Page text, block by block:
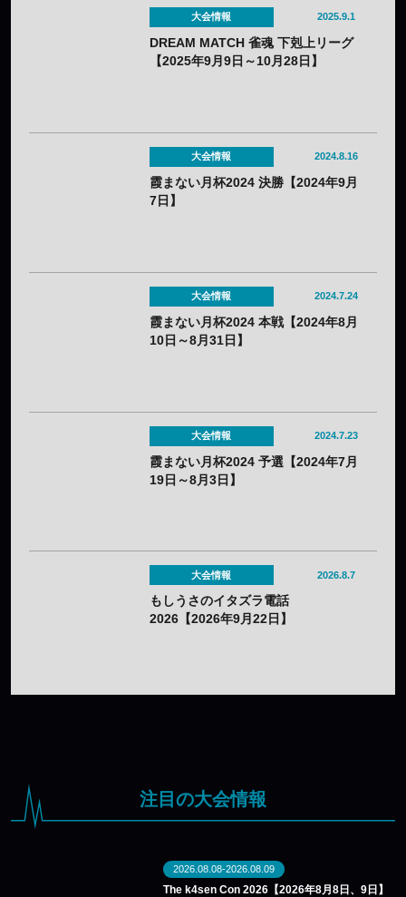
大会情報 2025.9.1
DREAM MATCH 雀魂 下剋上リーグ
【2025年9月9日～10月28日】
大会情報 2024.8.16
霞まない月杯2024 決勝【2024年9月
7日】
大会情報 2024.7.24
霞まない月杯2024 本戦【2024年8月
10日～8月31日】
大会情報 2024.7.23
霞まない月杯2024 予選【2024年7月
19日～8月3日】
大会情報 2026.8.7
もしうさのイタズラ電話
2026【2026年9月22日】
注目の大会情報
2026.08.08-2026.08.09
The k4sen Con 2026【2026年8月8日、9日】